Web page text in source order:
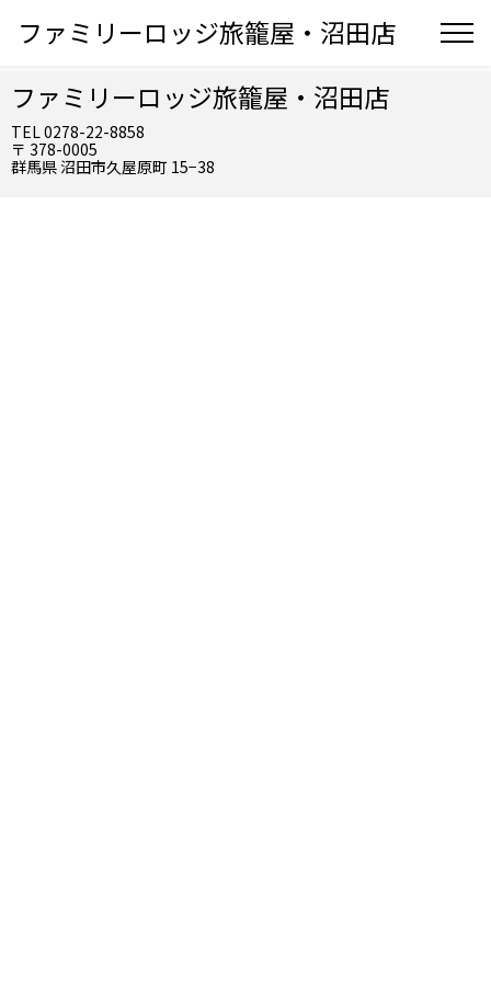
ファミリーロッジ旅籠屋・沼田店
ファミリーロッジ旅籠屋・沼田店
TEL 0278-22-8858
〒 378-0005
群馬県 沼田市久屋原町 15−38